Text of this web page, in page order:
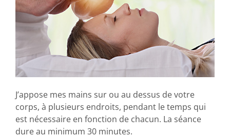
J’appose mes mains sur ou au dessus de votre
corps, à plusieurs endroits, pendant le temps qui
est nécessaire en fonction de chacun. La séance
dure au minimum 30 minutes.